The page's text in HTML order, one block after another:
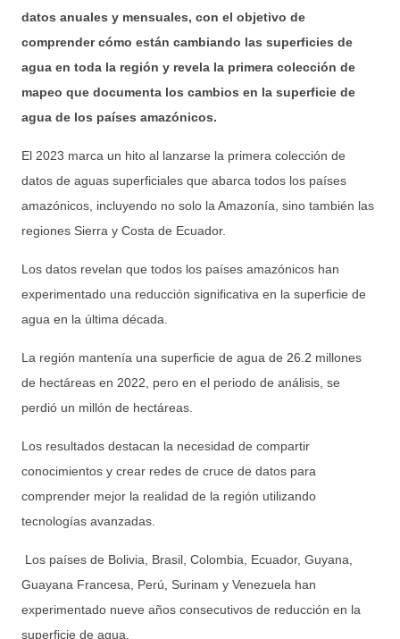
datos anuales y mensuales, con el objetivo de
comprender cómo están cambiando las superficies de
agua en toda la región y revela la primera colección de
mapeo que documenta los cambios en la superficie de
agua de los países amazónicos.
El 2023 marca un hito al lanzarse la primera colección de
datos de aguas superficiales que abarca todos los países
amazónicos, incluyendo no solo la Amazonía, sino también las
regiones Sierra y Costa de Ecuador.
Los datos revelan que todos los países amazónicos han
experimentado una reducción significativa en la superficie de
agua en la última década.
La región mantenía una superficie de agua de 26.2 millones
de hectáreas en 2022, pero en el periodo de análisis, se
perdió un millón de hectáreas.
Los resultados destacan la necesidad de compartir
conocimientos y crear redes de cruce de datos para
comprender mejor la realidad de la región utilizando
tecnologías avanzadas.
Los países de Bolivia, Brasil, Colombia, Ecuador, Guyana,
Guayana Francesa, Perú, Surinam y Venezuela han
experimentado nueve años consecutivos de reducción en la
superficie de agua.